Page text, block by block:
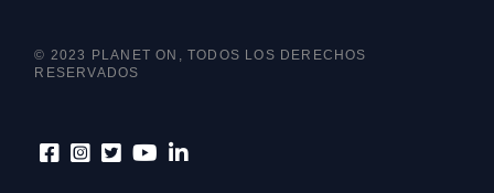
© 2023 PLANET ON, TODOS LOS DERECHOS
RESERVADOS